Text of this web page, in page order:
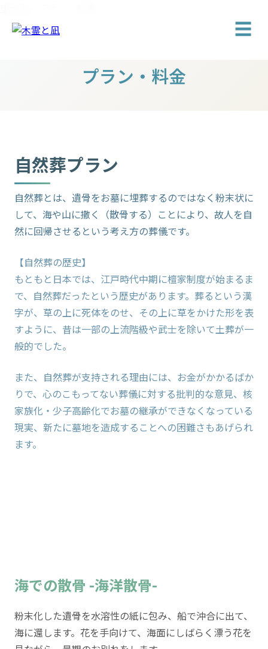
☰
プラン・料金
自然葬プラン
自然葬とは、遺骨をお墓に埋葬するのではなく粉末状に
して、海や山に撒く（散骨する）ことにより、故人を自
然に回帰させるという考え方の葬儀です。
【自然葬の歴史】
もともと日本では、江戸時代中期に檀家制度が始まるま
で、自然葬だったという歴史があります。葬るという漢
字が、草の上に死体をのせ、その上に草をかけた形を表
すように、昔は一部の上流階級や武士を除いて土葬が一
般的でした。
また、自然葬が支持される理由には、お金がかかるばか
りで、心のこもってない葬儀に対する批判的な意見、核
家族化・少子高齢化でお墓の継承ができなくなっている
現実、新たに墓地を造成することへの困難さもあげられ
ます。
海での散骨 -海洋散骨-
粉末化した遺骨を水溶性の紙に包み、船で沖合に出て、
海に還します。花を手向けて、海面にしばらく漂う花を